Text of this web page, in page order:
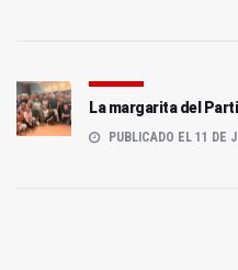
La margarita del
PUBLICADO EL 11 DE